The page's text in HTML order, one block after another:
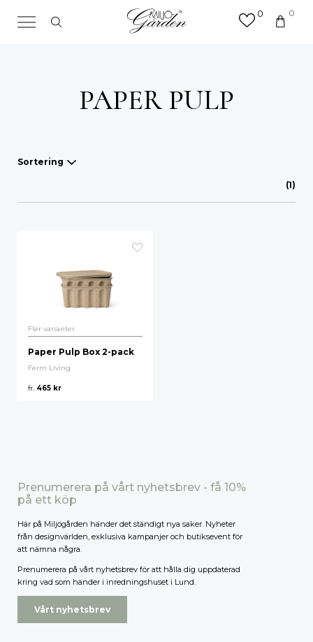
0 0
PAPER PULP
Sortering
Våra favoriter
Nyheter
Högsta pris
(1)
Fler varianter
Paper Pulp Box 2-pack
Ferm Living
fr. 465 kr
Prenumerera på vårt nyhetsbrev - få 10%
på ett köp
Här på Miljögården händer det ständigt nya saker. Nyheter
från designvärlden, exklusiva kampanjer och butiksevent för
att nämna några.
Prenumerera på vårt nyhetsbrev för att hålla dig uppdaterad
kring vad som händer i inredningshuset i Lund.
Vårt nyhetsbrev